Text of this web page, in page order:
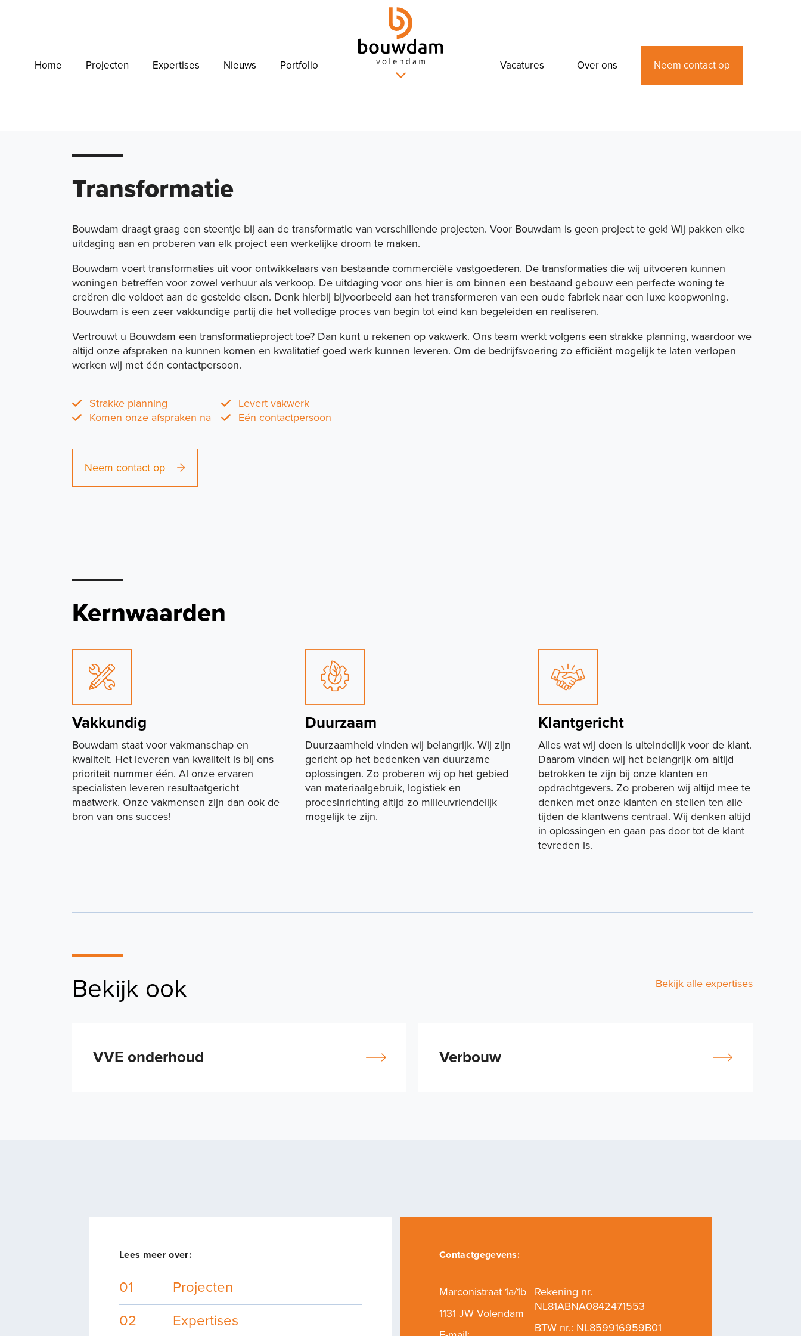
Home Projecten Expertises Nieuws Portfolio Vacatures Over ons Neem contact op
02 03 04
Transformatie
Bouwdam draagt graag een steentje bij aan de transformatie van verschillende projecten. Voor Bouwdam is geen project te gek! Wij pakken elke
uitdaging aan en proberen van elk project een werkelijke droom te maken.
Bouwdam voert transformaties uit voor ontwikkelaars van bestaande commerciële vastgoederen. De transformaties die wij uitvoeren kunnen
woningen betreffen voor zowel verhuur als verkoop. De uitdaging voor ons hier is om binnen een bestaand gebouw een perfecte woning te
creëren die voldoet aan de gestelde eisen. Denk hierbij bijvoorbeeld aan het transformeren van een oude fabriek naar een luxe koopwoning.
Bouwdam is een zeer vakkundige partij die het volledige proces van begin tot eind kan begeleiden en realiseren.
Vertrouwt u Bouwdam een transformatieproject toe? Dan kunt u rekenen op vakwerk. Ons team werkt volgens een strakke planning, waardoor we
altijd onze afspraken na kunnen komen en kwalitatief goed werk kunnen leveren. Om de bedrijfsvoering zo efficiënt mogelijk te laten verlopen
werken wij met één contactpersoon.
Strakke planning
Levert vakwerk
Komen onze afspraken na
Eén contactpersoon
Neem contact op
Kernwaarden
Vakkundig
Bouwdam staat voor vakmanschap en
kwaliteit. Het leveren van kwaliteit is bij ons
prioriteit nummer één. Al onze ervaren
specialisten leveren resultaatgericht
maatwerk. Onze vakmensen zijn dan ook de
bron van ons succes!
Duurzaam
Duurzaamheid vinden wij belangrijk. Wij zijn
gericht op het bedenken van duurzame
oplossingen. Zo proberen wij op het gebied
van materiaalgebruik, logistiek en
procesinrichting altijd zo milieuvriendelijk
mogelijk te zijn.
Klantgericht
Alles wat wij doen is uiteindelijk voor de klant.
Daarom vinden wij het belangrijk om altijd
betrokken te zijn bij onze klanten en
opdrachtgevers. Zo proberen wij altijd mee te
denken met onze klanten en stellen ten alle
tijden de klantwens centraal. Wij denken altijd
in oplossingen en gaan pas door tot de klant
tevreden is.
Bekijk ook Bekijk alle expertises
VVE onderhoud Verbouw
Lees meer over:
01
Projecten
02
Expertises
Contactgegevens:
Marconistraat 1a/1b
1131 JW Volendam
Rekening nr.
NL81ABNA0842471553
BTW nr.: NL859916959B01